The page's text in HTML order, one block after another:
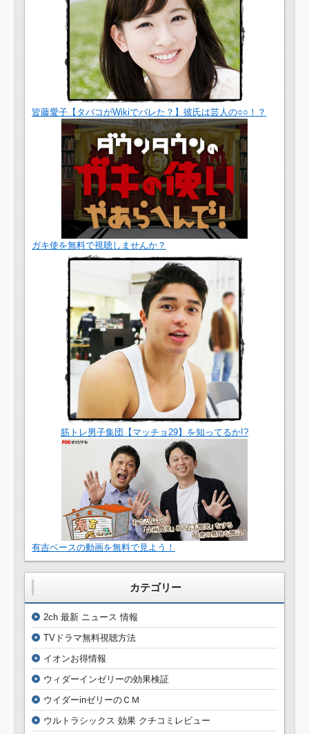
皆藤愛子【タバコがWikiでバレた？】彼氏は芸人の○○！？
ガキ使を無料で視聴しませんか？
筋トレ男子集団【マッチョ29】を知ってるか!?
有吉ベースの動画を無料で見よう！
カテゴリー
2ch 最新 ニュース 情報
TVドラマ無料視聴方法
イオンお得情報
ウィダーインゼリーの効果検証
ウイダーinゼリーのＣＭ
ウルトラシックス 効果 クチコミレビュー